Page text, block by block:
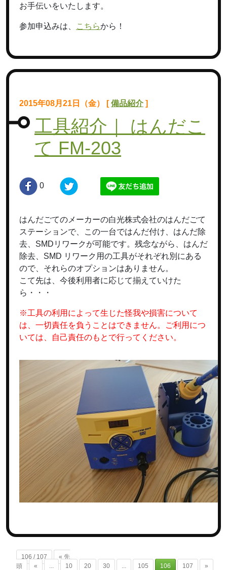
お手伝いをいたします。
参加申込みは、 こちらから！
2015年08月21日（金） [備品紹介 ]
工具紹介｜ はんだこ
て FM-203
0
はんだごてのメーカーの白光株式会社のはんだごて
ステーションで、この一台ではんだ付け、はんだ除
去、SMDリワークが可能です。残念ながら、はんだ
除去、SMD リワーク用の工具がそれぞれ別にある
ので、それらのオプションはありません。
こて先は、今後利用者に応じて揃えていけた
ら・・・
※工具の利用によって生じた怪我や損害について
は、一切責任を負うことはできません。ご利用につ
いては、自己責任のもとで行ってください。
106 / 107
« 先
頭
« ... 10 20 30 ... 105 106 107 »